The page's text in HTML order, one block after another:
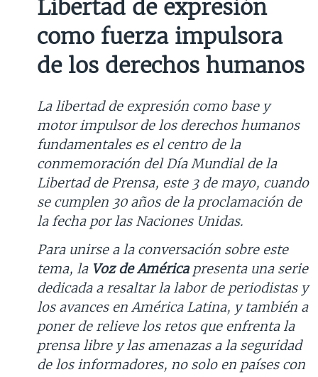
VENEZUELA
BRASIL
NICARAGUA
ECONOMÍA
ENTRETENIMIENTO Y CULTURA
TECNOLOGÍA
CIENCIA Y SALUD
MULTIMEDIA
VIDEOS
FOTOGRAFÍA
PROGRAMAS TV
EL MUNDO AL DÍA
VISIÓN 360
LAS CLAVES
PANORAMA
RADIO
AUDIONOTICIAS
BUENOS DÍAS AMÉRICA
ESTADOS UNIDOS AL DÍA
EL MUNDO AL DÍA [RADIO]
FORO [RADIO]
DEPORTIVO INTERNACIONAL
NOTA ECONÓMICA
ENTRETENIMIENTO
DOCUMENTALES DE LA VOA
Learning English
SÍGANOS
Idiomas
Libertad de expresión
como fuerza impulsora
de los derechos humanos
La libertad de expresión como base y
motor impulsor de los derechos humanos
fundamentales es el centro de la
conmemoración del Día Mundial de la
Libertad de Prensa, este 3 de mayo, cuando
se cumplen 30 años de la proclamación de
la fecha por las Naciones Unidas.
Para unirse a la conversación sobre este
tema, la Voz de Américapresenta una serie
dedicada a resaltar la labor de periodistas y
los avances en América Latina, y también a
poner de relieve los retos que enfrenta la
prensa libre y las amenazas a la seguridad
de los informadores, no solo en países con